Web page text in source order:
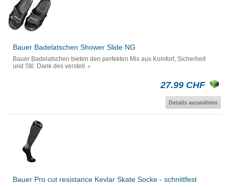
Bauer Badelatschen Shower Slide NG
Bauer Badelatschen bieten den perfekten Mix aus Komfort, Sicherheit
und Stil. Dank des verstell.
27.99 CHF
Details auswählen
Bauer Pro cut resistance Kevlar Skate Socke - schnittfest